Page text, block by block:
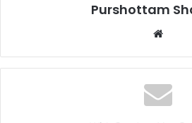
Purshottam
b
s
i